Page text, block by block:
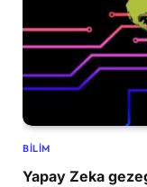
BILIM
Yapay Zeka